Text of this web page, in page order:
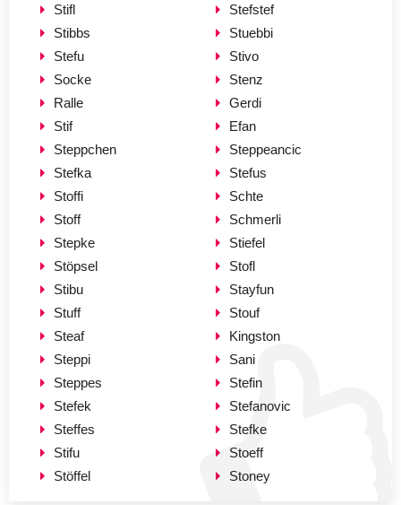
Stifl
Stibbs
Stefu
Socke
Ralle
Stif
Steppchen
Stefka
Stoffi
Stoff
Stepke
Stöpsel
Stibu
Stuff
Steaf
Steppi
Steppes
Stefek
Steffes
Stifu
Stöffel
Stefstef
Stuebbi
Stivo
Stenz
Gerdi
Efan
Steppeancic
Stefus
Schte
Schmerli
Stiefel
Stofl
Stayfun
Stouf
Kingston
Sani
Stefin
Stefanovic
Stefke
Stoeff
Stoney